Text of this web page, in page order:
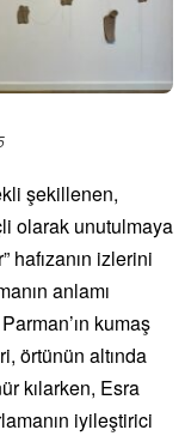
şekillenen,
olarak unutulmaya
hafızanın izlerini
anlamı
kumaş
örtünün altında
kılarken, Esra
iyileştirici